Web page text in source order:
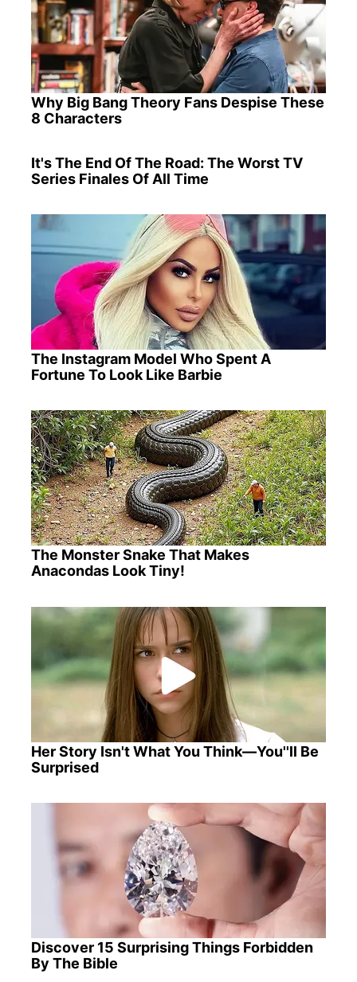
Why Big Bang Theory Fans Despise These
8 Characters
It's The End Of The Road: The Worst TV
Series Finales Of All Time
The Instagram Model Who Spent A
Fortune To Look Like Barbie
The Monster Snake That Makes
Anacondas Look Tiny!
Her Story Isn't What You Think—You''ll Be
Surprised
Discover 15 Surprising Things Forbidden
By The Bible